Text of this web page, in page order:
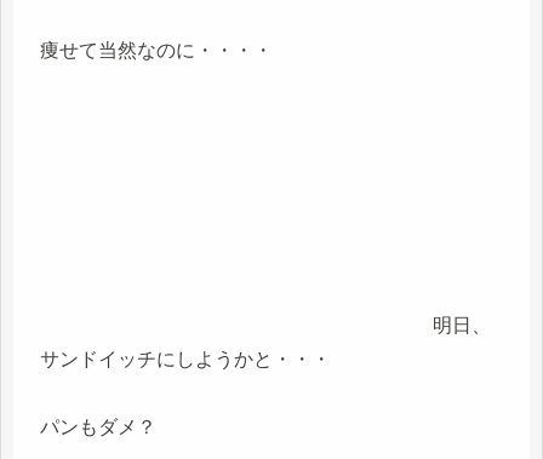
痩せて当然なのに・・・・
明日、
サンドイッチにしようかと・・・
パンもダメ？